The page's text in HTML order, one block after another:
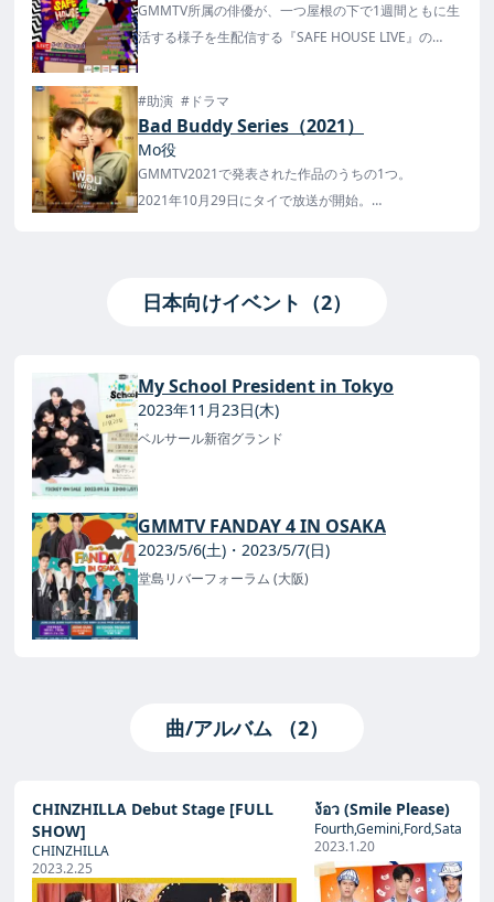
GMMTV所属の俳優が、一つ屋根の下で1週間ともに生
活する様子を生配信する『SAFE HOUSE LIVE』の
#助演 #ドラマ
Bad Buddy Series（2021）
Mo役
GMMTV2021で発表された作品のうちの1つ。
2021年10月29日にタイで放送が開始。
日本向けイベント（2）
My School President in Tokyo
2023年11月23日(木)
ベルサール新宿グランド
GMMTV FANDAY 4 IN OSAKA
2023/5/6(土)・2023/5/7(日)
堂島リバーフォーラム (大阪)
曲/アルバム （2）
CHINZHILLA Debut Stage [FULL
SHOW]
CHINZHILLA
2023.2.25
ง้อว (Smile Please)
2023.1.20